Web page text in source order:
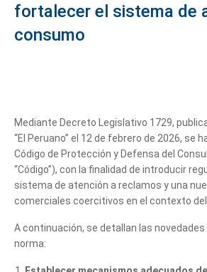
fortalecer el sistema de
consumo
Mediante Decreto Legislativo 1729,
“El Peruano” el 12 de febrero de 2026, se
Código de Protección y Defensa del
“Código”), con la finalidad de introducir
sistema de atención a reclamos y una
comerciales coercitivos en el contexto del
A continuación, se detallan las
norma: